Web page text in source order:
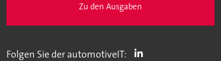
Zu den Ausgaben
Folgen Sie der automotiveIT: